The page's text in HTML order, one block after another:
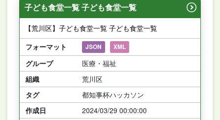
子ども食堂一覧 子ども食堂一覧
【荒川区】子ども食堂一覧 子ども食堂一覧
フォーマット
JSON XML
グループ
医療・福祉
組織
荒川区
タグ
都知事杯ハッカソン
作成日
2024/03/29 00:00:00